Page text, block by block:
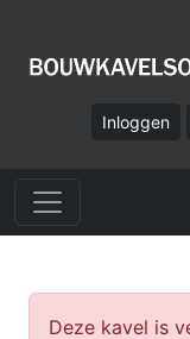
Inloggen
Deze kavel is